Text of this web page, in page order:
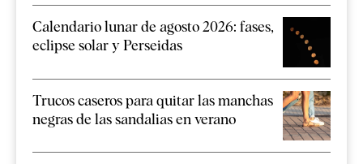
Calendario lunar de agosto 2026: fases,
eclipse solar y Perseidas
Trucos caseros para quitar las manchas
negras de las sandalias en verano